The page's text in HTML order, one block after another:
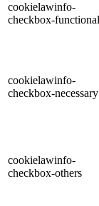
cookielawinfo-
checkbox-functional
cookielawinfo-
checkbox-necessary
cookielawinfo-
checkbox-others